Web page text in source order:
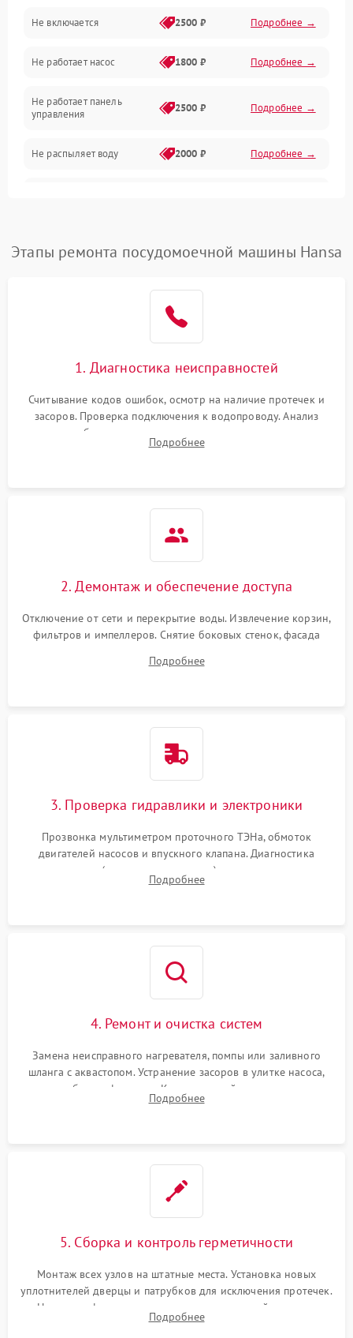
Нагрев
Вода
Гигиена
Программное обеспечение
Не включается 2500 ₽ Подробнее →
Не работает насос 1800 ₽ Подробнее →
Не работает панель
управления
2500 ₽ Подробнее →
Не распыляет воду 2000 ₽ Подробнее →
воды
1800 ₽ Подробнее →
Проблемы с
Этапы ремонта посудомоечной машины Hansa
1. Диагностика неисправностей
Считывание кодов ошибок, осмотр на наличие протечек и
засоров. Проверка подключения к водопроводу. Анализ
жалоб на отсутствие слива, нагрева, вращения
разбрызгивателей или срабатывание системы защиты
Подробнее
2. Демонтаж и обеспечение доступа
Отключение от сети и перекрытие воды. Извлечение корзин,
фильтров и импеллеров. Снятие боковых стенок, фасада
циркуляционному насосу, ТЭНу и сливной помпе.
Подробнее
3. Проверка гидравлики и электроники
Прозвонка мультиметром проточного ТЭНа, обмоток
двигателей насосов и впускного клапана. Диагностика
прессостата (датчика уровня воды), датчика мутности,
концевика дверцы и электронного модуля управления.
Подробнее
4. Ремонт и очистка систем
Замена неисправного нагревателя, помпы или заливного
шланга с аквастопом. Устранение засоров в улитке насоса,
патрубках и фильтрах. Компонентный ремонт платы
управления, восстановление поврежденной проводки.
Подробнее
5. Сборка и контроль герметичности
Монтаж всех узлов на штатные места. Установка новых
уплотнителей дверцы и патрубков для исключения протечек.
Надежная фиксация хомутов гидравлической системы,
сборка корпуса и установка датчика поплавка.
Подробнее